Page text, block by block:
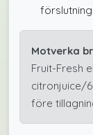
Motverka
Fruit-Fresh
citronjuice/
före